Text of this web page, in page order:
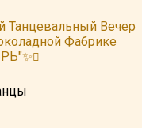
Танцевальный Вечер
Фабрике